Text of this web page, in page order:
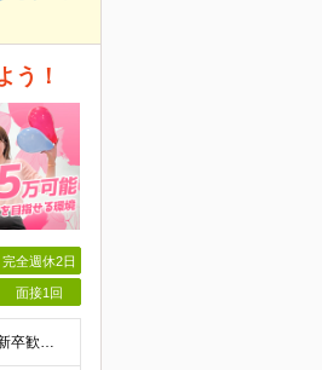
う！
完全週休2日
面接1回
応募理由は「事務職にチャレンジしてみたい！」でOK！ #学歴不問 #未経験OK #第二新卒歓迎 ★1つでも当てはまれば、マッチング率高め★ □ オフィスワークデビューしたい方 □ 人をサポートする